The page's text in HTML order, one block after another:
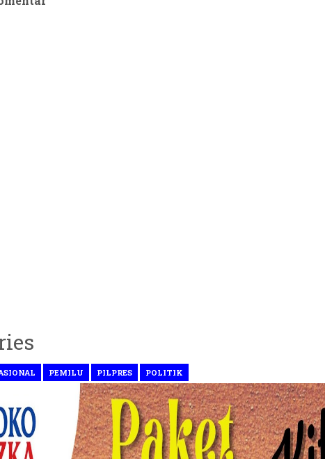
PEMILU PILPRES POLITIK
2025 - 2030 ~||~ Praperadilan Hasto Kristianto Di